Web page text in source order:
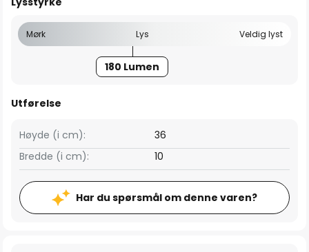
Mørk Lys Veldig lyst
180 Lumen
Utførelse
Bredde (i cm): 10
Høyde (i cm): 36
Har du spørsmål om denne varen?